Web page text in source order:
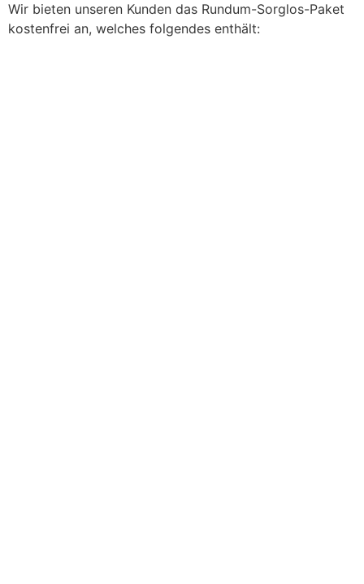
Wir bieten unseren Kunden das Rundum-Sorglos-Paket
kostenfrei an, welches folgendes enthält: